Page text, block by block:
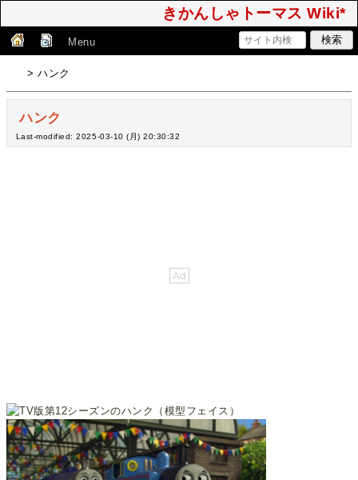
きかんしゃトーマス Wiki*
Menu
> ハンク
ハンク
Last-modified: 2025-03-10 (月) 20:30:32